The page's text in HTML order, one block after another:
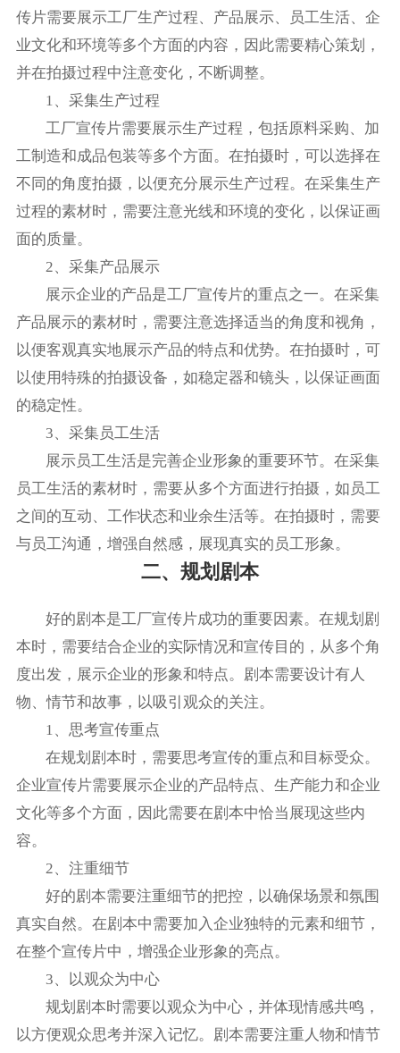
传片需要展示工厂生产过程、产品展示、员工生活、企
业文化和环境等多个方面的内容，因此需要精心策划，
并在拍摄过程中注意变化，不断调整。
1、采集生产过程
工厂宣传片需要展示生产过程，包括原料采购、加
工制造和成品包装等多个方面。在拍摄时，可以选择在
不同的角度拍摄，以便充分展示生产过程。在采集生产
过程的素材时，需要注意光线和环境的变化，以保证画
面的质量。
2、采集产品展示
展示企业的产品是工厂宣传片的重点之一。在采集
产品展示的素材时，需要注意选择适当的角度和视角，
以便客观真实地展示产品的特点和优势。在拍摄时，可
以使用特殊的拍摄设备，如稳定器和镜头，以保证画面
的稳定性。
3、采集员工生活
展示员工生活是完善企业形象的重要环节。在采集
员工生活的素材时，需要从多个方面进行拍摄，如员工
之间的互动、工作状态和业余生活等。在拍摄时，需要
与员工沟通，增强自然感，展现真实的员工形象。
二、规划剧本
好的剧本是工厂宣传片成功的重要因素。在规划剧
本时，需要结合企业的实际情况和宣传目的，从多个角
度出发，展示企业的形象和特点。剧本需要设计有人
物、情节和故事，以吸引观众的关注。
1、思考宣传重点
在规划剧本时，需要思考宣传的重点和目标受众。
企业宣传片需要展示企业的产品特点、生产能力和企业
文化等多个方面，因此需要在剧本中恰当展现这些内
容。
2、注重细节
好的剧本需要注重细节的把控，以确保场景和氛围
真实自然。在剧本中需要加入企业独特的元素和细节，
在整个宣传片中，增强企业形象的亮点。
3、以观众为中心
规划剧本时需要以观众为中心，并体现情感共鸣，
以方便观众思考并深入记忆。剧本需要注重人物和情节